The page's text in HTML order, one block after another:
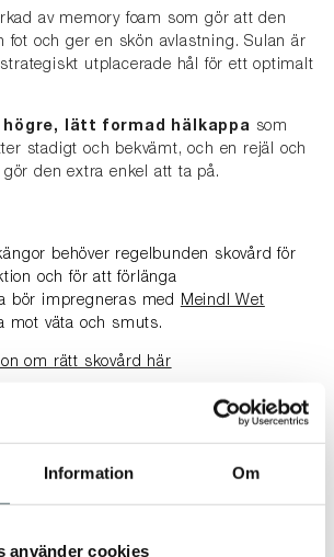
Information Om
använder cookies
av memory foam som gör att den
fot och ger en skön avlastning. Sulan är
utplacerade hål för ett optimalt
högre, lätt formad hälkappa som
stadigt och bekvämt, och en rejäl och
den extra enkel att ta på.
behöver regelbunden skovård för
och för att förlänga
bör impregneras med
Meindl Wet
mot väta och smuts.
om rätt skovård här
Välj inte för liten storlek – du ska
på tårna i dina skor. Vi
få plats med t.ex. extra strumpor eller